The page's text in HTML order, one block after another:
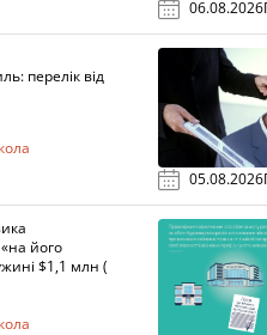
06.08.2026
перелік від
05.08.2026
його
$1,1 млн (